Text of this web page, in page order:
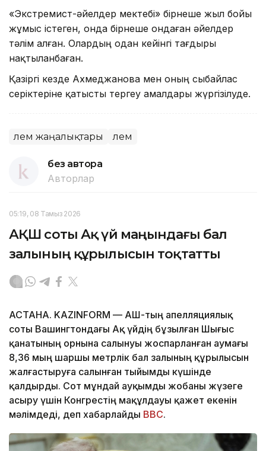
«Экстремист-әйелдер мектебі» бірнеше жыл бойы
жұмыс істеген, онда бірнеше ондаған әйелдер
тәлім алған. Олардың одан кейінгі тағдыры
нақтыланбаған.
Қазіргі кезде Ахмеджанова мен оның сыбайлас
серіктеріне қатысты тергеу амалдары жүргізілуде.
Әлем жаңалықтары Әлем
без автора
Авторлар
05:19, 08 Тамыз 2026
АҚШ соты Ақ үй маңындағы бал
залының құрылысын тоқтатты
АСТАНА. KAZINFORM — АҚШ-тың апелляциялық
соты Вашингтондағы Ақ үйдің бұзылған Шығыс
қанатының орнына салынуы жоспарланған аумағы
8,36 мың шаршы метрлік бал залының құрылысын
жалғастыруға салынған тыйымды күшінде
қалдырды. Сот мұндай ауқымды жобаны жүзеге
асыру үшін Конгрестің мақұлдауы қажет екенін
мәлімдеді, деп хабарлайды BBC.